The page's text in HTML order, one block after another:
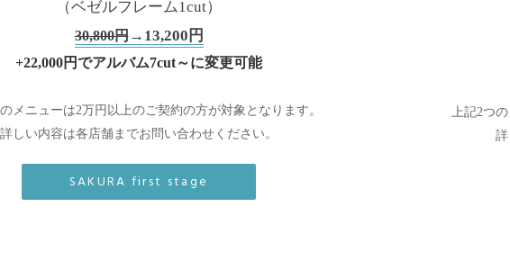
（ベゼルフレーム1cut）
30,800円→13,200円
+22,000円でアルバム7cut～に変更可能
のメニューは2万円以上のご契約の方が対象となります。
詳しい内容は各店舗までお問い合わせください。
SAKURA first stage
上記2つ